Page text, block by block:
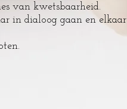
van kwetsbaarheid.
in dialoog gaan en elkaar